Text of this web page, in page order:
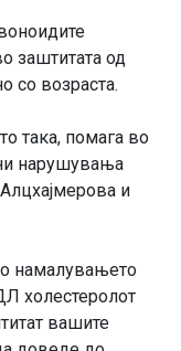
заштитата од
со возраста.
така, помага во
нарушувања
и
намалувањето
холестеролот
вашите